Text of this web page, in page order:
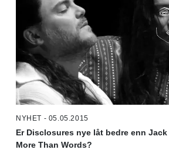
NYHET - 05.05.2015
Er Disclosures nye låt bedre enn
More Than Words?